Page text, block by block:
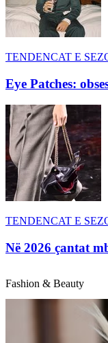
TENDENCAT E
Eye Patches:
TENDENCAT E
Në 2026 çantat
Fashion & Beauty